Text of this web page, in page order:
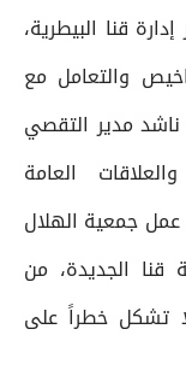
قنا البيطرية،
والتعامل مع
ناشد مدير التقصي
العامة
عمل جمعية الهلال
قنا الجديدة، من
آمنة لا تشكل خطراً على